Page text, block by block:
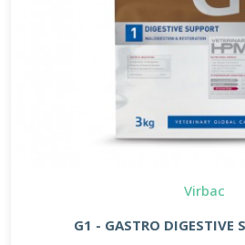
Virbac
G1 - GASTRO DIGESTIVE